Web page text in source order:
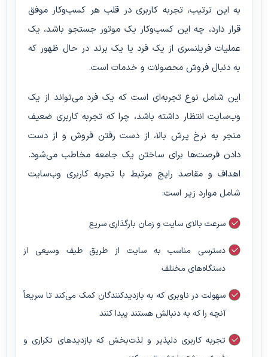
به این ترتیب، تجربه کاربری در قلب هر کسب‌وکار موفق
قرار دارد، چه این کسب‌وکار یک موتور جستجو باشد، یک
عملیات فریلنسری از یک فرد یا یک برند در حال ظهور که
به دنبال فروش محصولات و خدمات است.
این شامل نوع تجربه‌ای است که یک فرد می‌تواند از یک
وب‌سایت انتظار داشته باشد، چرا که تجربه کاربری ضعیف
منجر به نرخ پرش بالا، از دست رفتن فروش و از دست
دادن فرصت‌ها برای ساختن یک جامعه مخاطب می‌شود.
اهداف و مقاصد رایج مرتبط با تجربه کاربری وب‌سایت
شامل موارد زیر است:
سرعت بالای سایت و زمان بارگذاری سریع
دسترسی مناسب به سایت از طریق طیف وسیعی از
دستگاه‌های مختلف
سهولت در ناوبری که به بازدیدکنندگان کمک می‌کند تا سریعاً
آنچه را که به دنبالش هستند پیدا کنند
تجربه کاربری دلپذیر و لذت‌بخش که بازدیدهای تکراری و